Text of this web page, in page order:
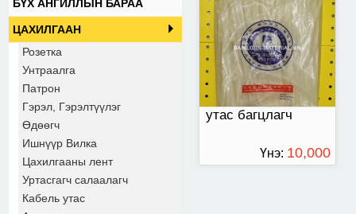
БҮХ АНГИЛЛЫН БАРАА
ЦАХИЛГААН
Розетка
Унтраалга
Патрон
Гэрэл, Гэрэлтүүлэг
Өдөөгч
Ишнүүр Вилка
Цахилгааны лент
Уртасгагч салаалагч
Кабель утас
утас багцлагч
Үнэ: 10,000